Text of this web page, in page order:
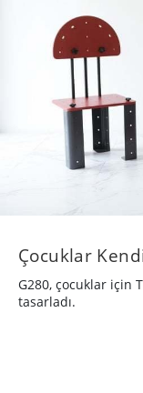
Çocuklar
G280, çocuklar için
tasarladı.